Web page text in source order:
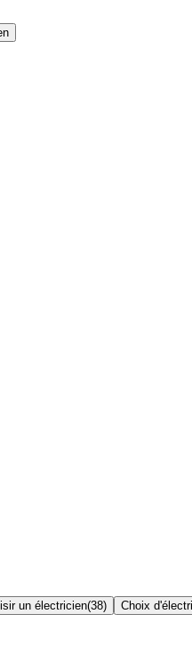
un électricien(38) Choix